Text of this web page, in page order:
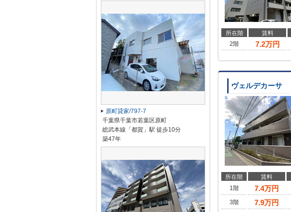
所在階 賃料
2階
7.2万円
ヴェルデカーサ
所在階 賃料
1階
7.4万円
3階
7.9万円
原町貸家/797-7
千葉県千葉市若葉区原町
総武本線「都賀」駅 徒歩10分
築47年